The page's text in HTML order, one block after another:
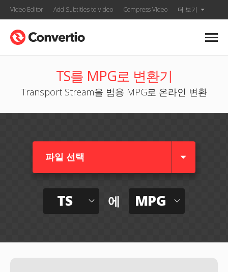
Video Editor Add Subtitles to Video Compress Video 더 보기
TS를 MPG로 변환기
Transport Stream을 범용 MPG로 온라인 변환
파일 선택
TS 에 MPG